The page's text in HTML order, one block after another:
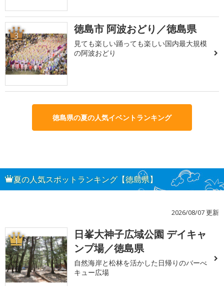
3 徳島市 阿波おどり／徳島県
見ても楽しい踊っても楽しい国内最大規模
の阿波おどり
徳島県の夏の人気イベントランキング
夏の人気スポットランキング【徳島県】
2026/08/07 更新
1
日峯大神子広域公園 デイキャ
ンプ場／徳島県
自然海岸と松林を活かした日帰りのバーべ
キュー広場